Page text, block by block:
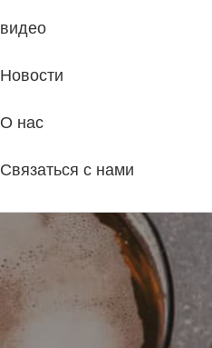
видео
Новости
О нас
Связаться с нами